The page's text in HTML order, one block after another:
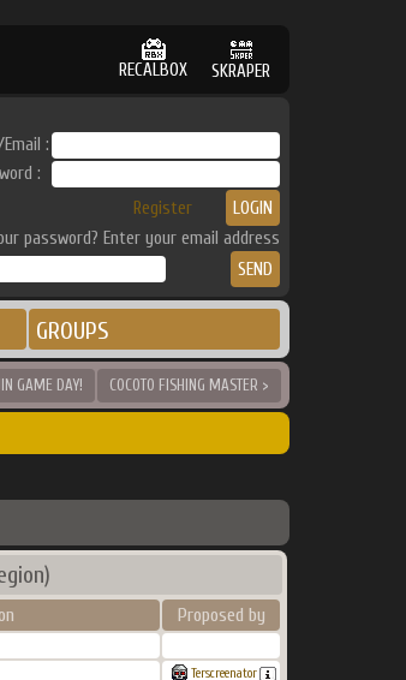
RECALBOX SKRAPER
:
:
Register
password? Enter your email address
GROUPS
GAME DAY! COCOTO FISHING MASTER >
Proposed by
Terscreenator